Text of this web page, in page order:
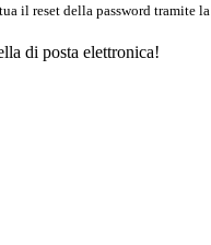
il reset della password tramite la
di posta elettronica!